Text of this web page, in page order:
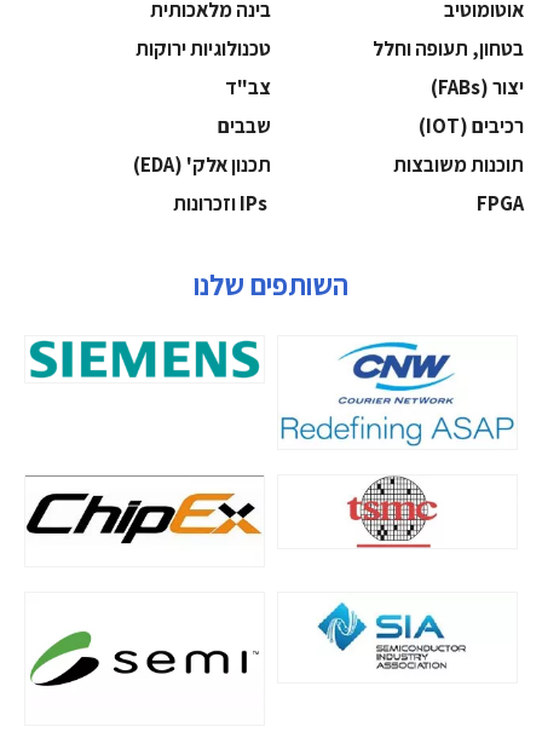
אוטומוטיב
בינה מלאכותית
בטחון, תעופה וחלל
‫טכנולוגיות ירוקות‬
‫יצור (‪(FABs‬‬
‫צב"ד‬
‫רכיבים‬ (IOT)
‫שבבים‬
‫תוכנות משובצות‬
‫תכנון אלק' (‪(EDA‬‬
‫‪FPGA‬‬
השותפים שלנו